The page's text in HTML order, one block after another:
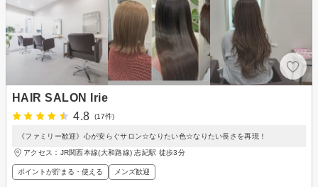
HAIR SALON Irie
4.8
(17件)
《ファミリー歓迎》心が安らぐサロン☆なりたい色☆なりたい長さを再現！
アクセス：JR関西本線(大和路線) 志紀駅 徒歩3分
ポイントが貯まる・使える メンズ歓迎